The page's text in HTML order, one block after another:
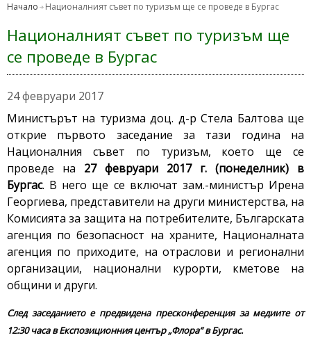
Начало Националният съвет по туризъм ще се проведе в Бургас
Националният съвет по туризъм ще
се проведе в Бургас
24 февруари 2017
Министърът на туризма доц. д-р Стела Балтова ще
открие първото заседание за тази година на
Националния съвет по туризъм, което ще се
проведе на 27 февруари 2017 г. (понеделник) в
Бургас. В него ще се включат зам.-министър Ирена
Георгиева, представители на други министерства, на
Комисията за защита на потребителите, Българската
агенция по безопасност на храните, Националната
агенция по приходите, на отраслови и регионални
организации, национални курорти, кметове на
общини и други.
След заседанието е предвидена пресконференция за медиите от
12:30 часа в Експозиционния център „Флора“ в Бургас.